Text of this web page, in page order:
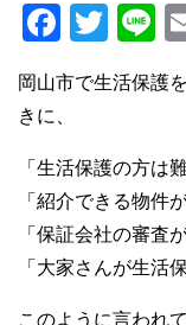
F
a
c
e
b
o
o
k
T
tt
Li
n
e
岡山市で生活保護
きに、
「生活保護の方は
「紹介できる物件
「保証会社の審査
「大家さんが生活
このように言われ